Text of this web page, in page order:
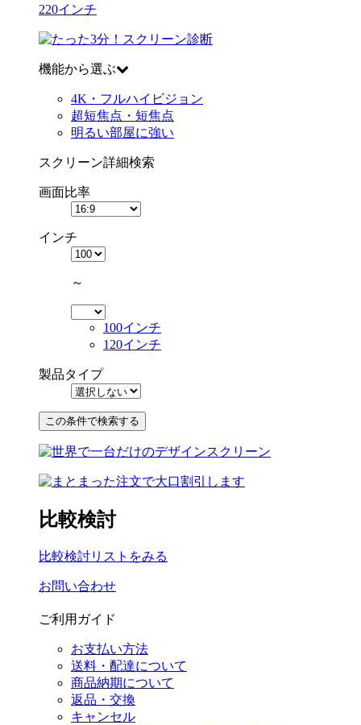
220インチ
機能から選ぶ
4K・フルハイビジョン
超短焦点・短焦点
明るい部屋に強い
スクリーン詳細検索
画面比率
インチ
～
100インチ
120インチ
製品タイプ
比較検討
比較検討リストをみる
お問い合わせ
ご利用ガイド
お支払い方法
送料・配達について
商品納期について
返品・交換
キャンセル